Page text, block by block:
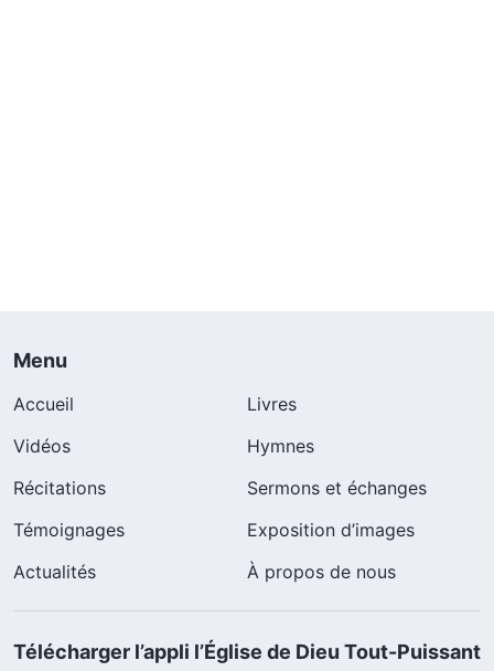
Menu
Accueil
Livres
Vidéos
Hymnes
Récitations
Sermons et échanges
Témoignages
Exposition d’images
Actualités
À propos de nous
Télécharger l’appli l’Église de Dieu Tout-Puissant